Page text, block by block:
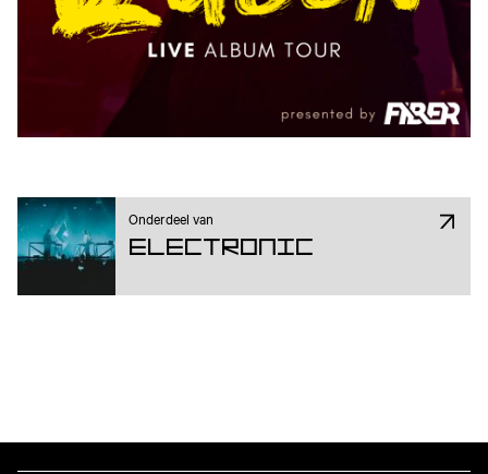
Onderdeel van
Electronic